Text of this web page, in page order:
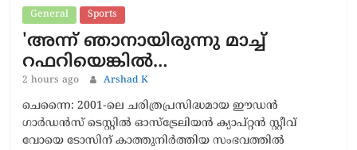
General Sports
'അന്ന് ഞാനായിരുന്നു മാച്ച്
റഫറിയെങ്കിൽ…
2 hours ago Arshad K
ചെന്നൈ: 2001-ലെ ചരിത്രപ്രസിദ്ധമായ ഈഡൻ
ഗാർഡൻസ് ടെസ്റ്റിൽ ഓസ്‌ട്രേലിയൻ ക്യാപ്റ്റൻ സ്റ്റീവ്
വോയെ ടോസിന് കാത്തുനിർത്തിയ സംഭവത്തിൽ